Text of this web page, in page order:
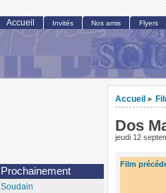
Accueil >
Dos
jeudi 12
Film
Accueil Invités Nos amis Flyers
Prochainement
Soudain